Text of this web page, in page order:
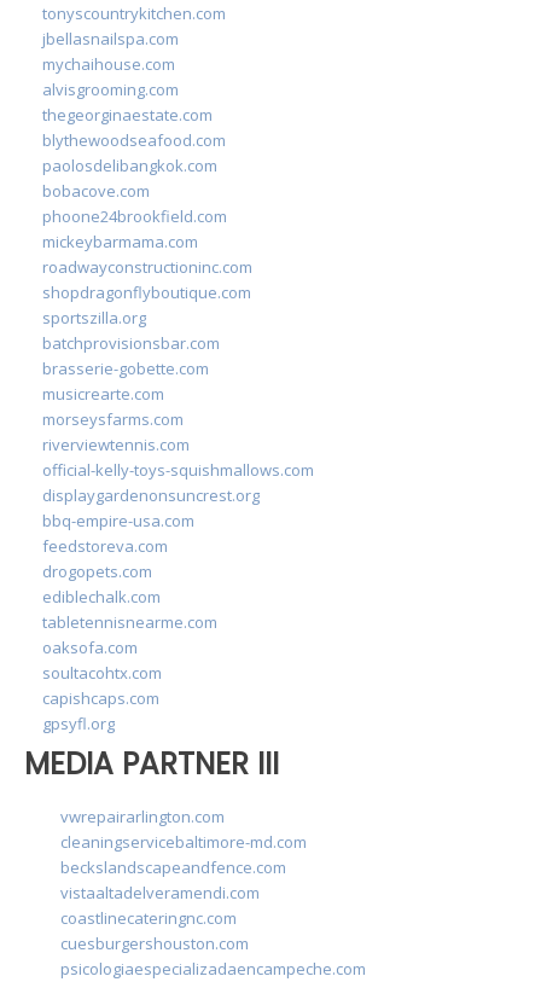
tonyscountrykitchen.com
jbellasnailspa.com
mychaihouse.com
alvisgrooming.com
thegeorginaestate.com
blythewoodseafood.com
paolosdelibangkok.com
bobacove.com
phoone24brookfield.com
mickeybarmama.com
roadwayconstructioninc.com
shopdragonflyboutique.com
sportszilla.org
batchprovisionsbar.com
brasserie-gobette.com
musicrearte.com
morseysfarms.com
riverviewtennis.com
official-kelly-toys-squishmallows.com
displaygardenonsuncrest.org
bbq-empire-usa.com
feedstoreva.com
drogopets.com
ediblechalk.com
tabletennisnearme.com
oaksofa.com
soultacohtx.com
capishcaps.com
gpsyfl.org
MEDIA PARTNER III
vwrepairarlington.com
cleaningservicebaltimore-md.com
beckslandscapeandfence.com
vistaaltadelveramendi.com
coastlinecateringnc.com
cuesburgershouston.com
psicologiaespecializadaencampeche.com